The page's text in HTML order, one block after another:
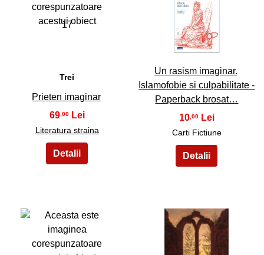
17
Trei
Prieten imaginar
69,00
Literatura straina
18
Un rasism imaginar.
Islamofobie si culpabilitate -
Paperback brosat…
10,00
Carti Fictiune